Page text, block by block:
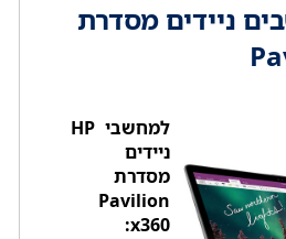
ניידים מסדרת
למחשבי HP
ניידים
מסדרת
Pavilion
x360: